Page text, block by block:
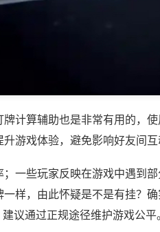
计算辅助也是非常有用的，
游戏体验，避免影响好友间互
一些玩家反映在游戏中遇到
样，由此怀疑是不是有挂？
议通过正规途径维护游戏公平。